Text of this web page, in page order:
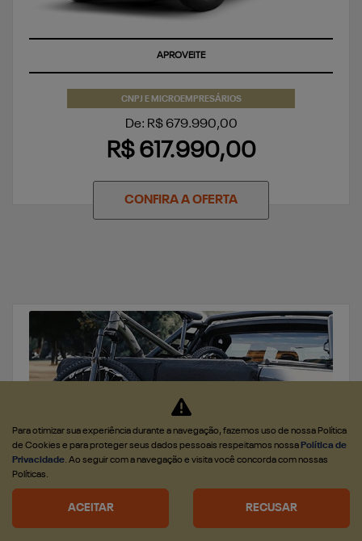
APROVEITE
CNPJ E MICROEMPRESÁRIOS
De: R$ 679.990,00
R$ 617.990,00
CONFIRA A OFERTA
Para otimizar sua experiência durante a navegação, fazemos uso de nossa Política
de Cookies e para proteger seus dados pessoais respeitamos nossa Política de
Privacidade. Ao seguir com a navegação e visita você concorda com nossas
Políticas.
ACEITAR RECUSAR